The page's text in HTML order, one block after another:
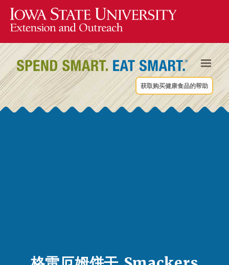
获取购买健康食品的帮助